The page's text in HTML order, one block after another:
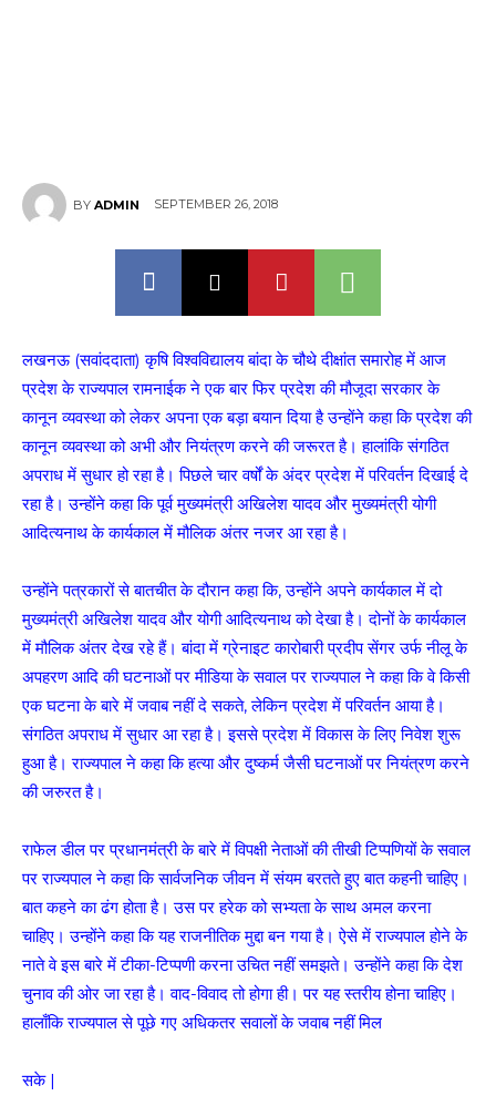
BY ADMIN SEPTEMBER 26, 2018
लखनऊ (सवांददाता) कृषि विश्वविद्यालय बांदा के चौथे दीक्षांत समारोह में आज
प्रदेश के राज्यपाल रामनाईक ने एक बार फिर प्रदेश की मौजूदा सरकार के
कानून व्यवस्था को लेकर अपना एक बड़ा बयान दिया है उन्होंने कहा कि प्रदेश की
कानून व्यवस्था को अभी और नियंत्रण करने की जरूरत है। हालांकि संगठित
अपराध में सुधार हो रहा है। पिछले चार वर्षों के अंदर प्रदेश में परिवर्तन दिखाई दे
रहा है। उन्होंने कहा कि पूर्व मुख्यमंत्री अखिलेश यादव और मुख्यमंत्री योगी
आदित्यनाथ के कार्यकाल में मौलिक अंतर नजर आ रहा है।
उन्होंने पत्रकारों से बातचीत के दौरान कहा कि, उन्होंने अपने कार्यकाल में दो
मुख्यमंत्री अखिलेश यादव और योगी आदित्यनाथ को देखा है। दोनों के कार्यकाल
में मौलिक अंतर देख रहे हैं। बांदा में ग्रेनाइट कारोबारी प्रदीप सेंगर उर्फ नीलू के
अपहरण आदि की घटनाओं पर मीडिया के सवाल पर राज्यपाल ने कहा कि वे किसी
एक घटना के बारे में जवाब नहीं दे सकते, लेकिन प्रदेश में परिवर्तन आया है।
संगठित अपराध में सुधार आ रहा है। इससे प्रदेश में विकास के लिए निवेश शुरू
हुआ है। राज्यपाल ने कहा कि हत्या और दुष्कर्म जैसी घटनाओं पर नियंत्रण करने
की जरुरत है।
राफेल डील पर प्रधानमंत्री के बारे में विपक्षी नेताओं की तीखी टिप्पणियों के सवाल
पर राज्यपाल ने कहा कि सार्वजनिक जीवन में संयम बरतते हुए बात कहनी चाहिए।
बात कहने का ढंग होता है। उस पर हरेक को सभ्यता के साथ अमल करना
चाहिए। उन्होंने कहा कि यह राजनीतिक मुद्दा बन गया है। ऐसे में राज्यपाल होने के
नाते वे इस बारे में टीका-टिप्पणी करना उचित नहीं समझते। उन्होंने कहा कि देश
चुनाव की ओर जा रहा है। वाद-विवाद तो होगा ही। पर यह स्तरीय होना चाहिए।
हालाँकि राज्यपाल से पूछे गए अधिकतर सवालों के जवाब नहीं मिल
सके |